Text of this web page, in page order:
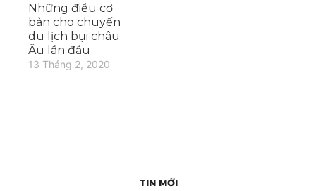
Những điều cơ
bản cho chuyến
du lịch bụi châu
Âu lần đầu
13 Tháng 2, 2020
TIN MỚI